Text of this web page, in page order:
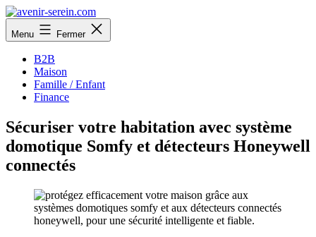
Aller
au
contenu
avenir-
serein.com
Menu Fermer
B2B
Maison
Famille / Enfant
Finance
Sécuriser votre habitation avec système
domotique Somfy et détecteurs Honeywell
connectés